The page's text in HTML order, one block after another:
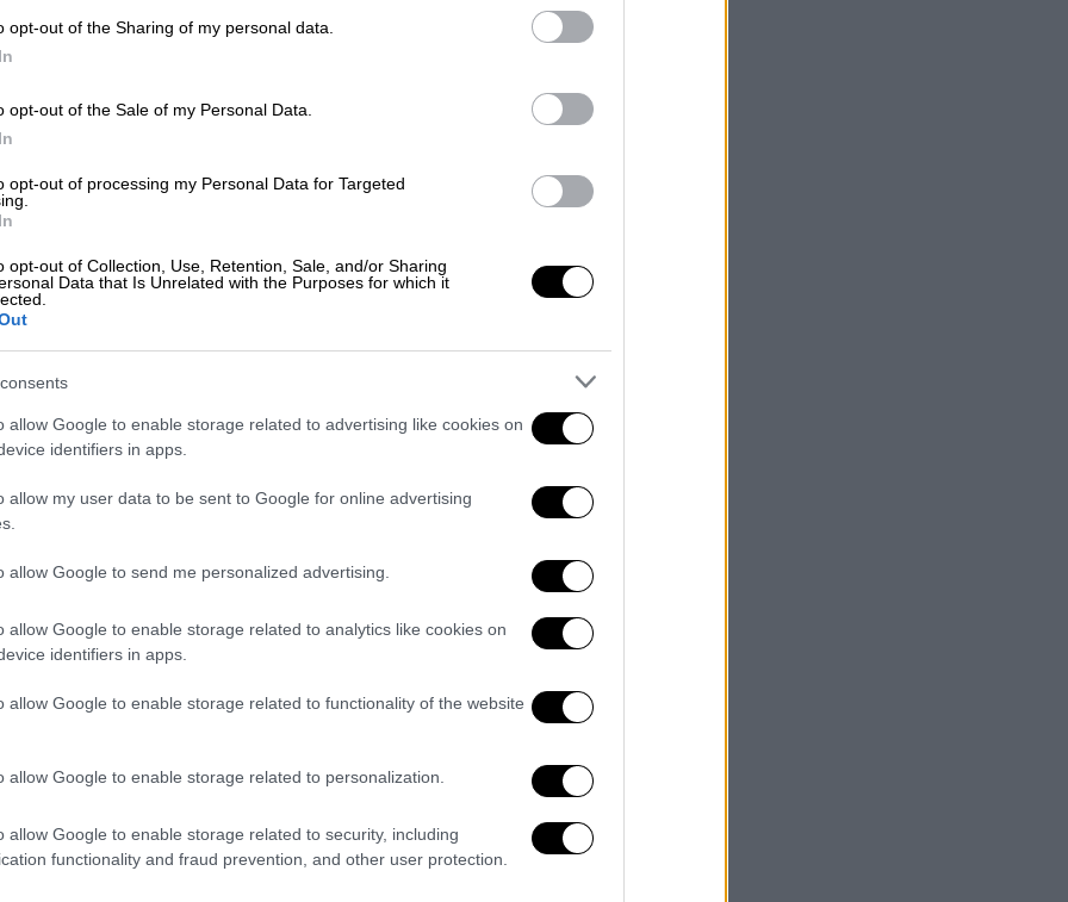
opt-out of the Sharing of my personal data.
opt-out of the Sale of my Personal Data.
opt-out of processing my Personal Data for Targeted
opt-out of Collection, Use, Retention, Sale, and/or Sharing
Data that Is Unrelated with the Purposes for which it
allow Google to enable storage related to advertising like cookies on
identifiers in apps.
allow my user data to be sent to Google for online advertising
allow Google to send me personalized advertising.
allow Google to enable storage related to analytics like cookies on
identifiers in apps.
allow Google to enable storage related to functionality of the website
allow Google to enable storage related to personalization.
allow Google to enable storage related to security, including
functionality and fraud prevention, and other user protection.
χώρο και να συναντήσουν την ηγεσία.
το 2022 και το 2023»
17χρονος Πολωνός που
των ΜΑΤπου τους εμπόδισαν και τους
στιγμή, έγινε χρήση χημικών, ενώ
ενώ ήρθαν σε αντιπαράθεση σώμα με
διήρκεσε για αρκετή ώρα με τους